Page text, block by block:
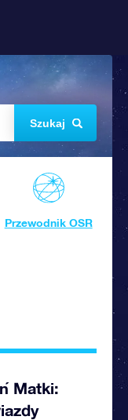
Szukaj
Przewodnik OSR
Matki: